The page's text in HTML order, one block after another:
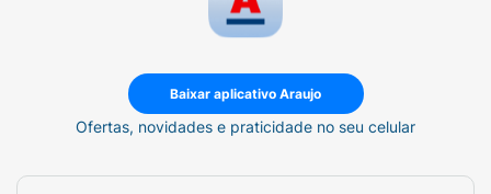
Baixar aplicativo Araujo
Ofertas, novidades e praticidade no seu celular